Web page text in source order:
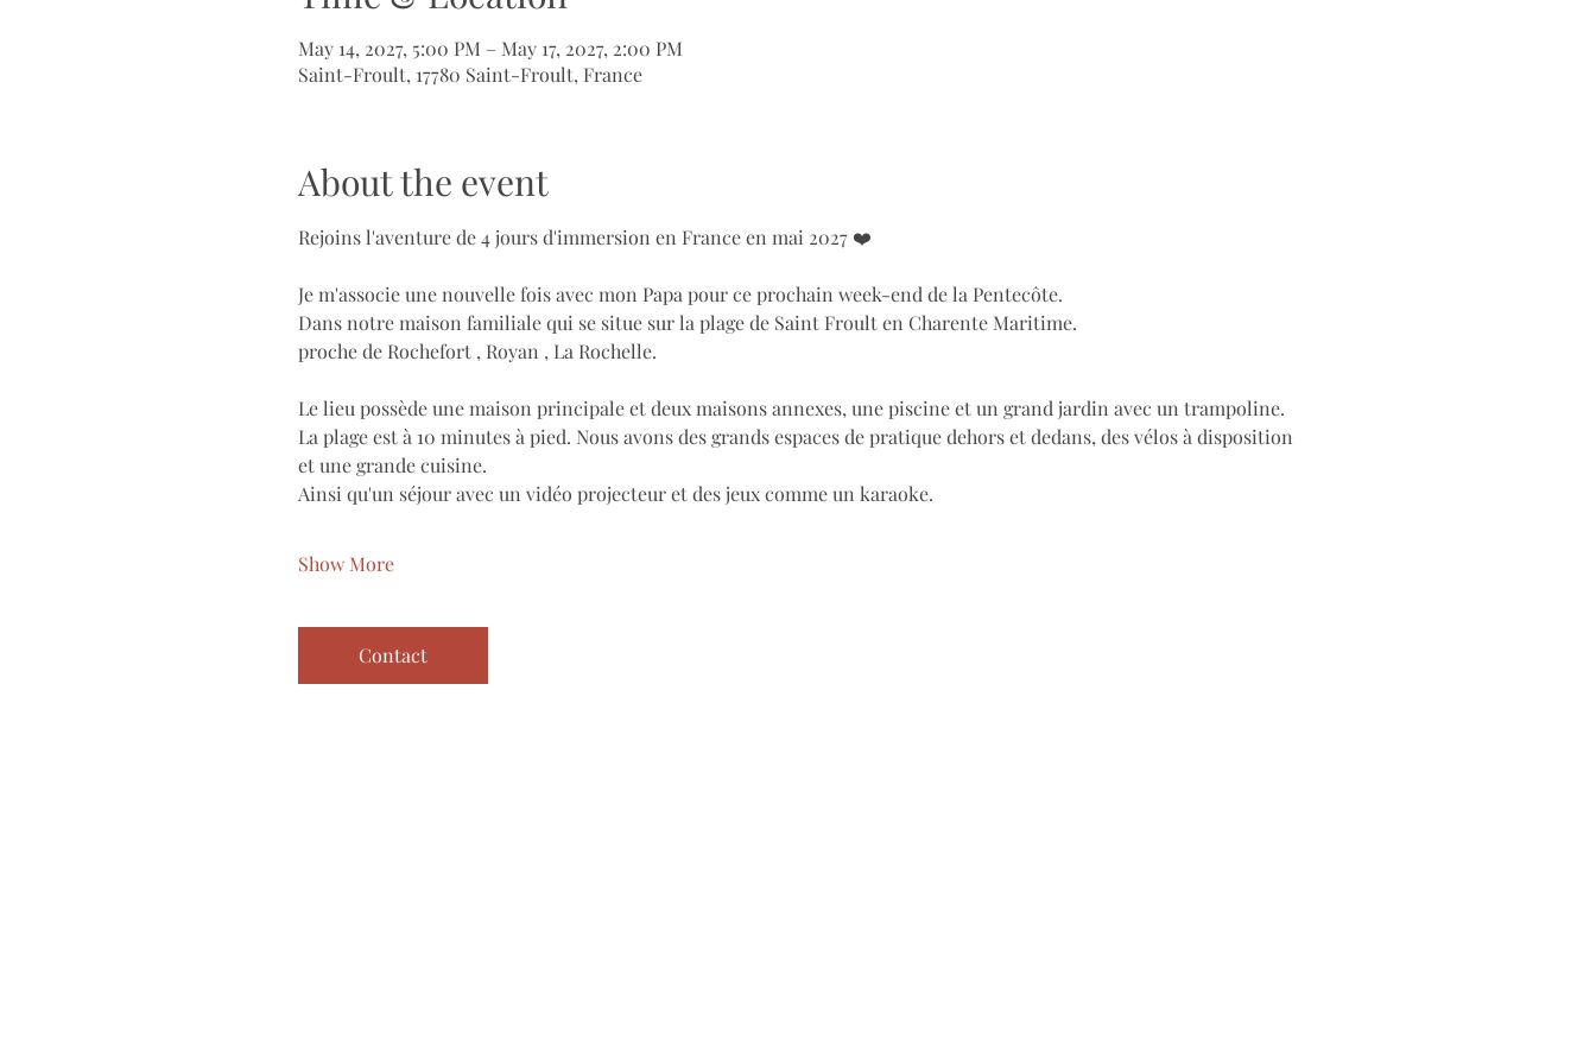
May 14, 2027, 5:00 PM – May 17, 2027, 2:00 PM
Saint-Froult, 17780 Saint-Froult, France
About the event
Rejoins l'aventure de 4 jours d'immersion en France en mai 2027 ❤️
Je m'associe une nouvelle fois avec mon Papa pour ce prochain week-end de la Pentecôte.
Dans notre maison familiale qui se situe sur la plage de Saint Froult en Charente Maritime.
proche de Rochefort , Royan , La Rochelle.
Le lieu possède une maison principale et deux maisons annexes, une piscine et un grand jardin avec un trampoline.
La plage est à 10 minutes à pied. Nous avons des grands espaces de pratique dehors et dedans, des vélos à disposition
et une grande cuisine.
Ainsi qu'un séjour avec un vidéo projecteur et des jeux comme un karaoke.
Show More
Contact